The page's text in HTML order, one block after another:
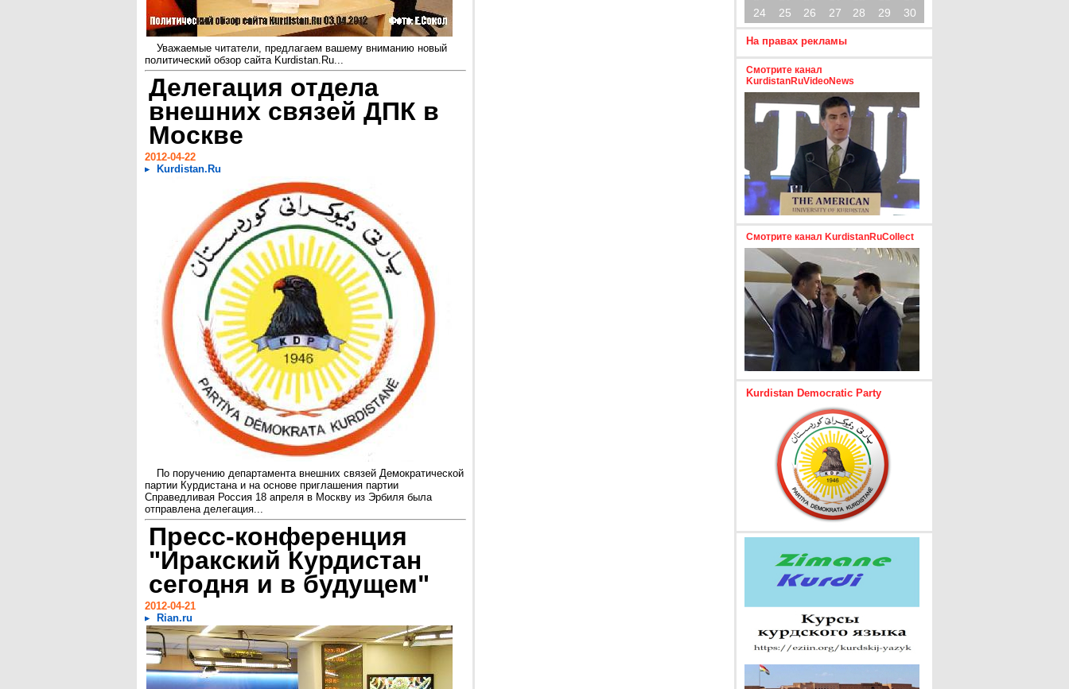
Уважаемые читатели, предлагаем вашему вниманию новый
политический обзор сайта Kurdistan.Ru...
Делегация отдела
внешних связей ДПК в
Москве
2012-04-22
Kurdistan.Ru
По поручению департамента внешних связей Демократической
партии Курдистана и на основе приглашения партии
Справедливая Россия 18 апреля в Москву из Эрбиля была
отправлена делегация...
Пресс-конференция
"Иракский Курдистан
сегодня и в будущем"
2012-04-21
Rian.ru
24
25 26 27 28 29 30
На правах рекламы
Смотрите канал
KurdistanRuVideoNews
Смотрите канал KurdistanRuCollect
Kurdistan Democratic Party